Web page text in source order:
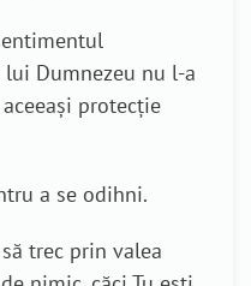
Dumnezeu nu l-a
protecție
a se odihni.
trec prin valea